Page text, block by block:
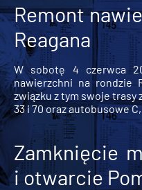
Remont
Reagana
W sobotę 4 czerwca
nawierzchni na rondzie
związku z tym swoje trasy
33 i 70 oraz autobusowe C,
Zamknięcie
i otwarcie